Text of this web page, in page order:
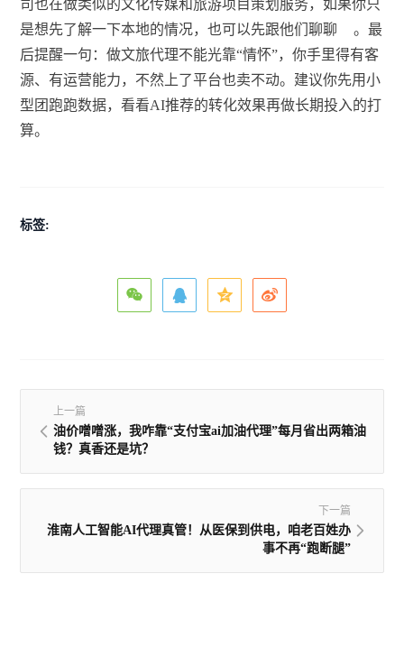
司也在做类似的文化传媒和旅游项目策划服务，如果你只
是想先了解一下本地的情况，也可以先跟他们聊聊
。最
后提醒一句：做文旅代理不能光靠“情怀”，你手里得有客
源、有运营能力，不然上了平台也卖不动。建议你先用小
型团跑跑数据，看看AI推荐的转化效果再做长期投入的打
算。
标签:
上一篇
油价噌噌涨，我咋靠“支付宝ai加油代理”每月省出两箱油
钱？真香还是坑？
下一篇
淮南人工智能AI代理真管！从医保到供电，咱老百姓办
事不再“跑断腿”